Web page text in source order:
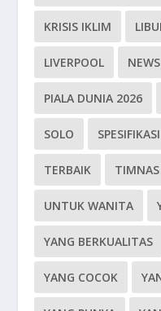
KRISIS IKLIM
LIVERPOOL NEWS
PIALA DUNIA 2026
SOLO
TERBAIK
UNTUK WANITA
YANG BERKUALITAS
YANG COCOK